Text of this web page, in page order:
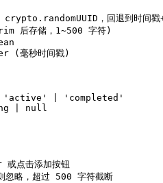
，回退到时间戳
存储，1~500 字符)
(毫秒时间戳)
| 'completed'
| null
点击添加按钮
略，超过 500 字符截断